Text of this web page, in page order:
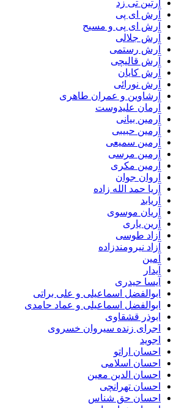
آرتین تی زد
آرش ای پی
آرش ای پی و مسیح
آرش جلالی
آرش رستمی
آرش قالیچی
آرش کایان
آرش نورائی
آرشاوین و عمران طاهری
آرمان علیدوست
آرمین بیانی
آرمین حبیبی
آرمین سمیعی
آرمین مرسی
آرمین مکری
آروان جوان
آریا حمد الله زاده
آریابد
آریان موسوی
آرین یاری
آزاد طوسی
آزاد نیرومندزاده
آمین
آیدار
آیسا حیدری
ابوالفضل اسماعیلی و علی براتی
ابوالفضل اسماعیلی و عماد حامدی
ابوذر قشقاوی
اجرای زنده سیروان خسروی
اجوید
احسان اراتو
احسان اسلامی
احسان الدین معین
احسان تهرانچی
احسان حق شناس